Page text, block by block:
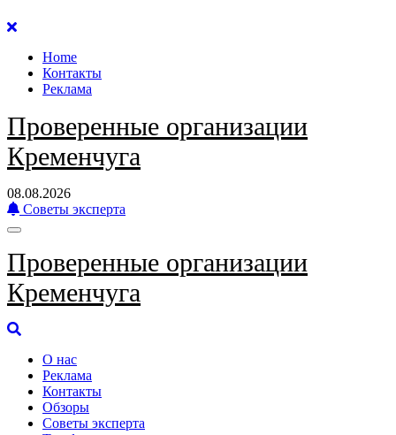
Перейти
содержанию
Home
Контакты
Реклама
Проверенные организации
Кременчуга
08.08.2026
Советы эксперта
Проверенные организации
Кременчуга
О нас
Реклама
Контакты
Обзоры
Советы эксперта